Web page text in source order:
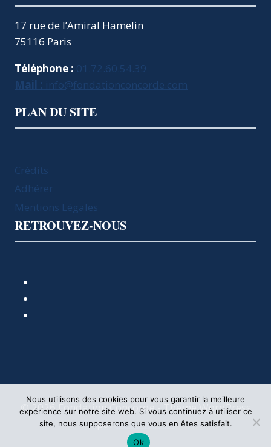
17 rue de l’Amiral Hamelin
75116 Paris
Téléphone : 01.72.60.54.39
Mail : info@fondationconcorde.com
PLAN DU SITE
Crédits
Adhérer
Mentions Légales
RETROUVEZ-NOUS
© 2026 Fondation Concorde - Thème WordPress
parKadence WP
Nous utilisons des cookies pour vous garantir la meilleure
expérience sur notre site web. Si vous continuez à utiliser ce
site, nous supposerons que vous en êtes satisfait.
Ok